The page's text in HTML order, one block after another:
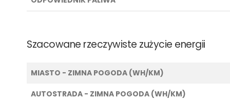
Szacowane rzeczywiste zużycie energii
MIASTO - ZIMNA POGODA (WH/KM)
AUTOSTRADA - ZIMNA POGODA (WH/KM)